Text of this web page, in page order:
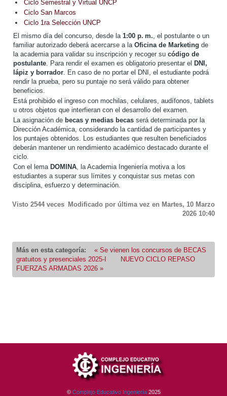
Ciclo Semestral y Virtual UNCP
Ciclo San Marcos
Ciclo 1ra Selección UNCP
El mismo día del concurso, desde la 1:00 p. m., el postulante o un
familiar autorizado deberá acercarse a la Oficina de Marketing de
la academia para validar su inscripción y recoger su código de
postulante. Para rendir el examen es obligatorio presentar el DNI,
lápiz y borrador. En caso de no portar el DNI, el estudiante podrá
rendir la prueba, pero su puntaje no será válido para obtener
beneficios.
Está prohibido el ingreso con mochilas, celulares, audífonos, tablets
u otros objetos que interfieran con el desarrollo del examen.
La asignación de becas y medias becas será determinada por la
Dirección Académica, considerando la cantidad de participantes y
los puntajes obtenidos. Los estudiantes que resulten beneficiados
deberán mantener un rendimiento académico destacado durante el
ciclo.
Con el lema DOMINA, la Academia Ingeniería motiva a los
estudiantes a superar sus límites y conquistar sus metas con
disciplina, esfuerzo y determinación.
Visto 2544 veces Modificado por última vez en Martes, 10 Marzo
2026 10:40
Más en esta categoría:
« Se vienen los concursos de BECAS
gratuitos y presenciales 2025-I
NUEVO CICLO REPASO
FUERZAS ARMADAS 2026 »
© Complejo Educativo Ingeniería 2025